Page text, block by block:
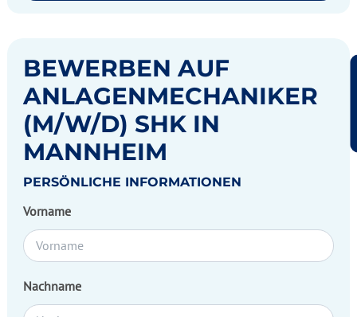
BEWERBEN AUF
ANLAGENMECHANIKER
(M/W/D) SHK IN
MANNHEIM
PERSÖNLICHE INFORMATIONEN
Vorname
Nachname